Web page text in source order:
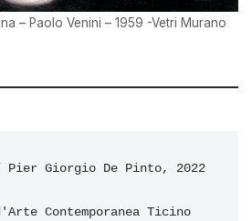
– Paolo Venini – 1959 -Vetri Murano
Pier Giorgio De Pinto, 2022
Contemporanea Ticino